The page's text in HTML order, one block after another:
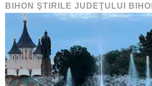
BIHON ŞTIRILE JUDEŢULUI